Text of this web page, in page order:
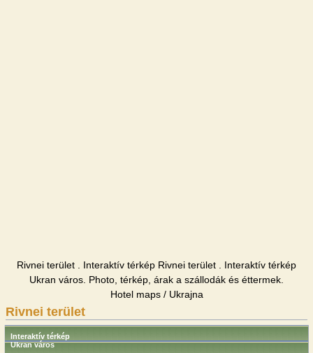
Rivnei terület . Interaktív térkép Rivnei terület . Interaktív térkép
Ukran város. Photo, térkép, árak a szállodák és éttermek.
Hotel maps / Ukrajna
Rivnei terület
Interaktív térkép
Ukran város